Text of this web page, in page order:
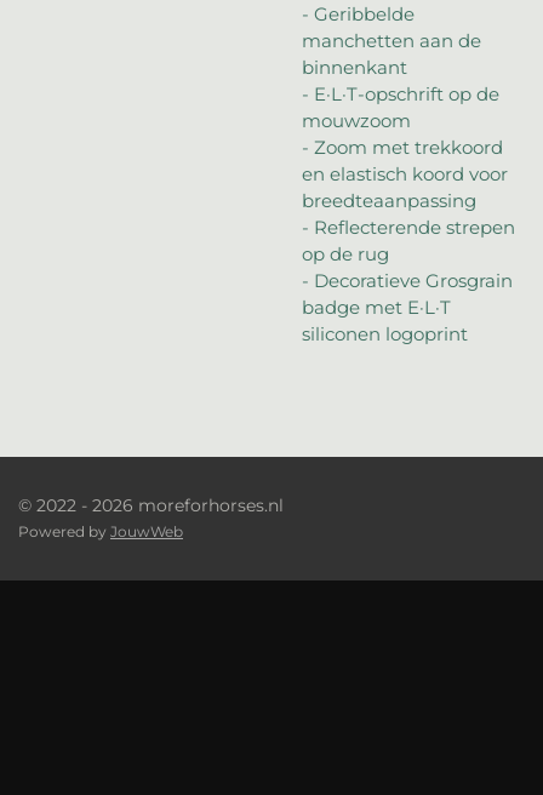
- Geribbelde
manchetten aan de
binnenkant
- E·L·T-opschrift op de
mouwzoom
- Zoom met trekkoord
en elastisch koord voor
breedteaanpassing
- Reflecterende strepen
op de rug
- Decoratieve Grosgrain
badge met E·L·T
siliconen logoprint
© 2022 - 2026 moreforhorses.nl
Powered by JouwWeb